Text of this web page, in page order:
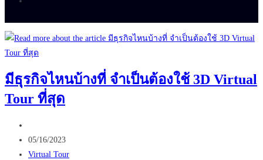
มีธุรกิจไหนบ้างที่ จำเป็นต้องใช้ 3D Virtual
Tour ที่สุด
author:
Post
published:
05/16/2023
Post
Virtual Tour